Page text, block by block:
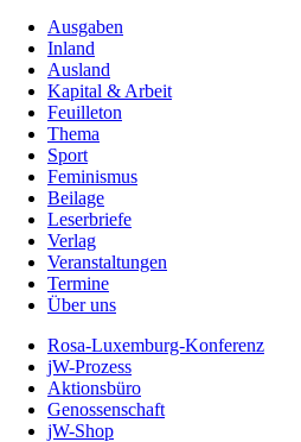
Ausgaben
Inland
Ausland
Kapital & Arbeit
Feuilleton
Thema
Sport
Feminismus
Beilage
Leserbriefe
Verlag
Veranstaltungen
Termine
Über uns
Rosa-Luxemburg-Konferenz
jW-Prozess
Aktionsbüro
Genossenschaft
jW-Shop